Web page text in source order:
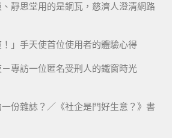
靜思堂用的是銅瓦，慈濟人澄清網路
！」手天使首位使用者的體驗心得
專訪一位匿名受刑人的鐵窗時光
一份雜誌？／《社企是門好生意？》書